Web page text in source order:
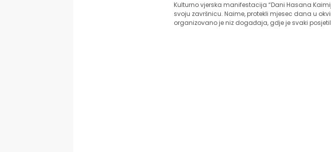
Kulturno vjerska manifestacija “Dani Hasana
svoju završnicu. Naime, protekli mjesec dana u
organizovano je niz događaja, gdje je svaki